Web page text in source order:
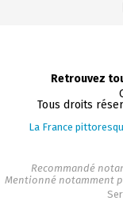
Retrouvez
Tous droits
La France
Recommandé
Mentionné notamment